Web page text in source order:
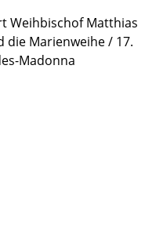
Weihbischof Matthias
die Marienweihe / 17.
Madonna